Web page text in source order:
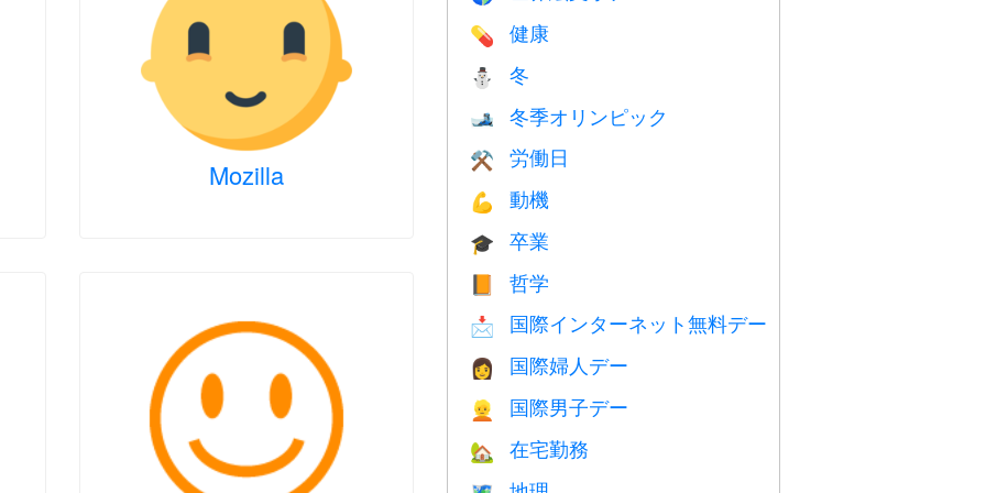
Mozilla
💊 健康
⛄ 冬
🎿 冬季オリンピック
⚒️ 労働日
💪 動機
🎓 卒業
哲学
📩 国際インターネット無料デー
👩 国際婦人デー
👱 国際男子デー
🏡 在宅勤務